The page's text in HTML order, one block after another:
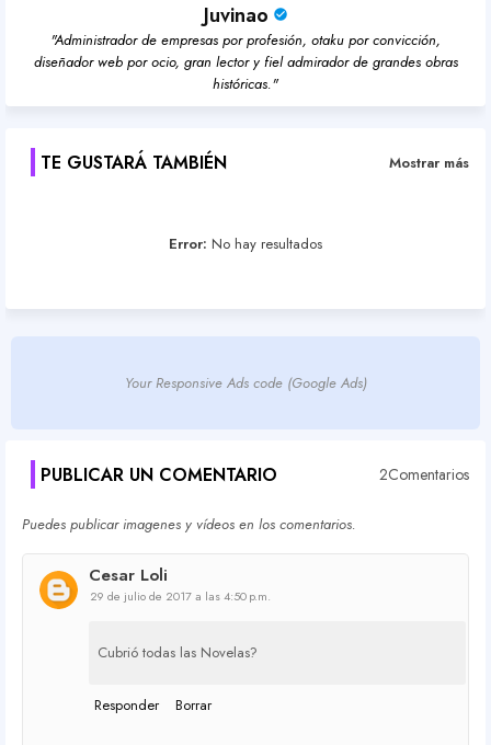
Juvinao
"Administrador de empresas por profesión, otaku por convicción,
diseñador web por ocio, gran lector y fiel admirador de grandes obras
históricas."
TE GUSTARÁ TAMBIÉN Mostrar más
Error: No hay resultados
Your Responsive Ads code (Google Ads)
PUBLICAR UN COMENTARIO 2Comentarios
Puedes publicar imagenes y vídeos en los comentarios.
Cesar Loli
29 de julio de 2017 a las 4:50 p.m.
Cubrió todas las Novelas?
Responder Borrar